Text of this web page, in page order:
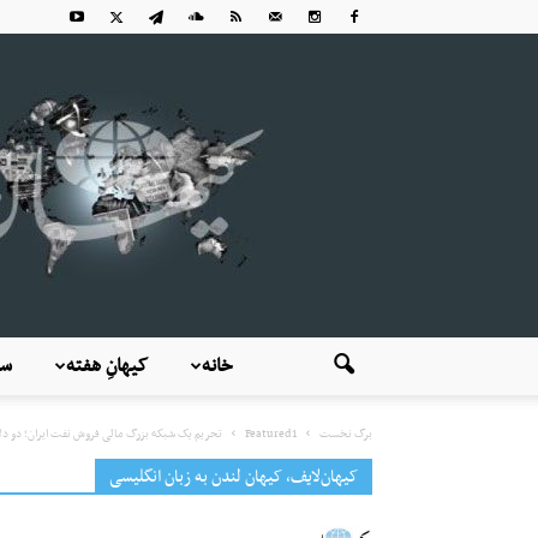
کیهانِ هفته خانه
برگ نخست Featured1 تحریم یک شبکه بزرگ مالی فروش نفت ایران؛ دو
کیهان‌لایف، کیهان لندن به زبان انگلیسی